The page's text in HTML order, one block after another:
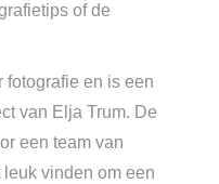
of de
fotografie en is een
van Elja Trum. De
een team van
vinden om een